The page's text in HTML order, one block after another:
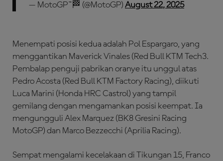
— MotoGP™🏁 (@MotoGP) August 22, 2025
Menempati posisi kedua adalah Pol Espargaro, yang
menggantikan Maverick Vinales (Red Bull KTM Tech3.
Pembalap penguji pabrikan oranye itu unggul atas
Pedro Acosta (Red Bull KTM Factory Racing), diikuti
Luca Marini (Honda HRC Castrol) yang tampil
gemilang dengan mengamankan posisi keempat. Ia
mengungguli Alex Marquez (BK8 Gresini Racing
MotoGP) dan Marco Bezzecchi (Aprilia Racing).
Sempat mengalami kecelakaan di Tikungan 15, Franco